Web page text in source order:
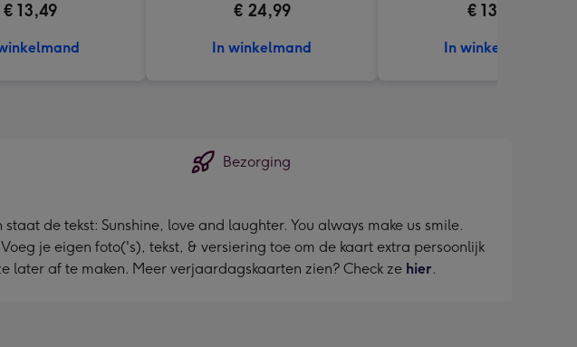
€ 13,49 € 24,99
In winkelmand
€ 13,99
In winkelmand
Bezorging
de tekst: Sunshine, love and laughter. You always make us smile.
je eigen foto('s), tekst, & versiering toe om de kaart extra persoonlijk
later af te maken. Meer verjaardagskaarten zien? Check ze hier.